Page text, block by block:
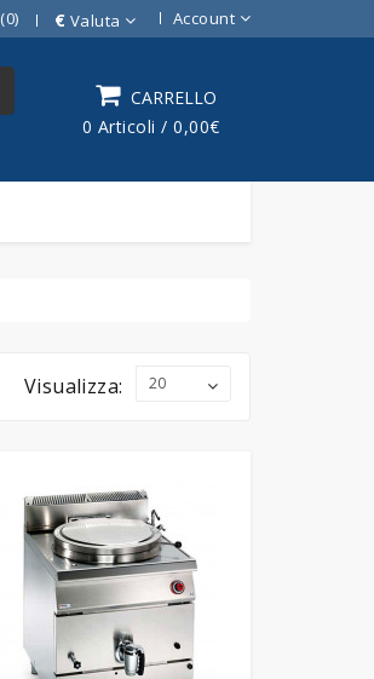
€ Valuta Account
CARRELLO
0 Articoli / 0,00€
Visualizza: